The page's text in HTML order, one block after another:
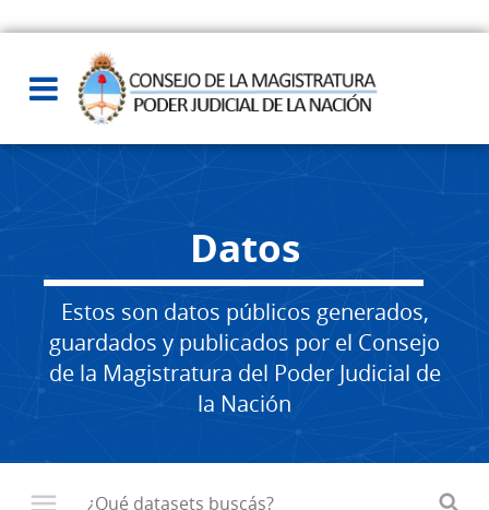
Datos
Estos son datos públicos generados,
guardados y publicados por el Consejo
de la Magistratura del Poder Judicial de
la Nación